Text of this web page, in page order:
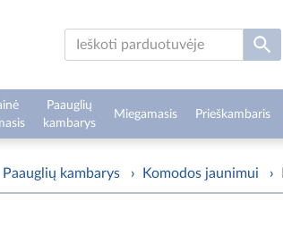
Paauglių
kambarys
Miegamasis Prieškambaris
Paauglių kambarys › Komodos jaunimui ›